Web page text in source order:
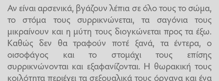
Αν είναι αρσενικά, βγάζουν λέπια σε όλο τους το σώμα,
το στόμα τους συρρικνώνεται, τα σαγόνια τους
μικραίνουν και η μύτη τους διογκώνεται προς τα έξω.
Καθώς δεν θα τραφούν ποτέ ξανά, τα έντερα, ο
οισοφάγος και το στομάχι τους επίσης
συρρικνώνονται και εξαφανίζονται. Η θωρακική τους
κοιλότητα περιέχει τα σεξουαλικά τους όργανα και ένα